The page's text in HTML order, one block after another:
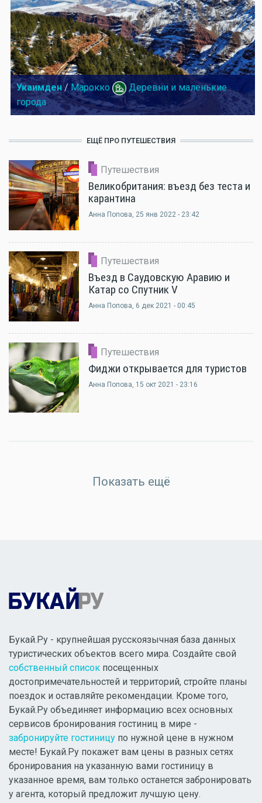
Укаимден/ Марокко
Деревни и маленькие
города
ЕЩЁ ПРО ПУТЕШЕСТВИЯ
Путешествия
Великобритания: въезд без теста и
карантина
Анна Попова, 25 янв 2022 - 23:42
Путешествия
Въезд в Саудовскую Аравию и
Катар со Спутник V
Анна Попова, 6 дек 2021 - 00:45
Путешествия
Фиджи открывается для туристов
Анна Попова, 15 окт 2021 - 23:16
Показать ещё
Букай.Ру - крупнейшая русскоязычная база данных
туристических объектов всего мира. Создайте свой
собственный список посещенных
достопримечательностей и территорий, стройте планы
поездок и оставляйте рекомендации. Кроме того,
Букай.Ру объединяет информацию всех основных
сервисов бронирования гостиниц в мире -
забронируйте гостиницу по нужной цене в нужном
месте! Букай.Ру покажет вам цены в разных сетях
бронирования на указанную вами гостиницу в
указанное время, вам только останется забронировать
у агента, который предложит лучшую цену.